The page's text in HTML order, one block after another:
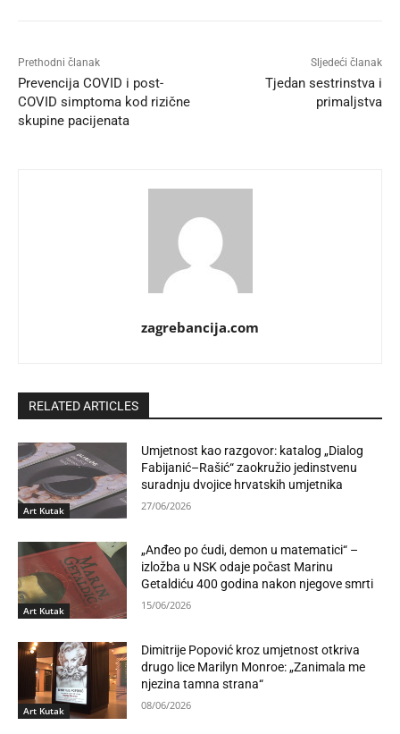
Prethodni članak
Prevencija COVID i post-
COVID simptoma kod rizične
skupine pacijenata
Sljedeći članak
Tjedan sestrinstva i
primaljstva
zagrebancija.com
RELATED ARTICLES
Art Kutak
Umjetnost kao razgovor: katalog „Dialog
Fabijanić–Rašić“ zaokružio jedinstvenu
suradnju dvojice hrvatskih umjetnika
27/06/2026
Art Kutak
„Anđeo po ćudi, demon u matematici“ –
izložba u NSK odaje počast Marinu
Getaldiću 400 godina nakon njegove smrti
15/06/2026
Art Kutak
Dimitrije Popović kroz umjetnost otkriva
drugo lice Marilyn Monroe: „Zanimala me
njezina tamna strana“
08/06/2026